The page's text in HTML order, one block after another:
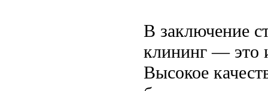
В заключение
клининг — это
Высокое